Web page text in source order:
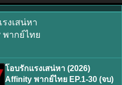
งเสน่หา
พากย์ไทย
โอบรักแรงเสน่หา (2026)
Affinity พากย์ไทย EP.1-30 (จบ)